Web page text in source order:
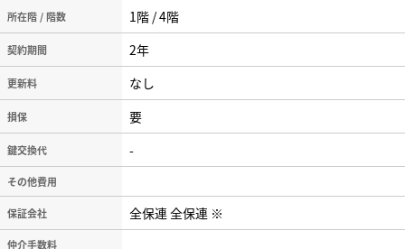
所在階 / 階数 1階 / 4階
契約期間 2年
更新料 なし
損保 要
鍵交換代 -
その他費用
保証会社 全保連 全保連 ※
仲介手数料